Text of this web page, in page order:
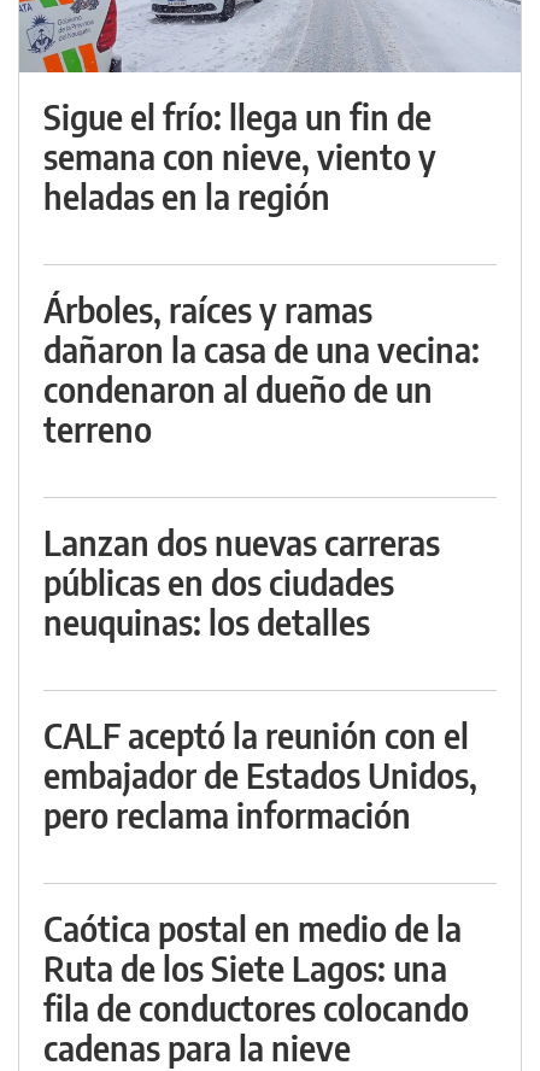
Sigue el frío: llega un fin de
semana con nieve, viento y
heladas en la región
Árboles, raíces y ramas
dañaron la casa de una vecina:
condenaron al dueño de un
terreno
Lanzan dos nuevas carreras
públicas en dos ciudades
neuquinas: los detalles
CALF aceptó la reunión con el
embajador de Estados Unidos,
pero reclama información
Caótica postal en medio de la
Ruta de los Siete Lagos: una
fila de conductores colocando
cadenas para la nieve